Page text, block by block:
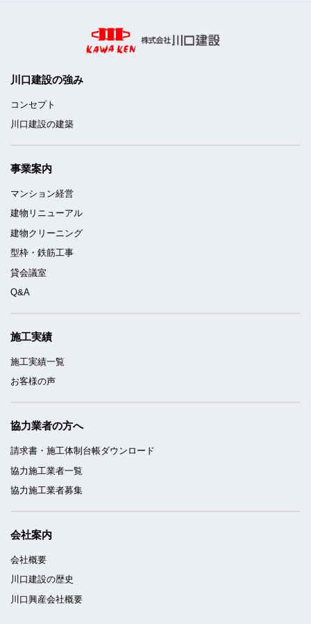
川口建設の強み
コンセプト
川口建設の建築
事業案内
マンション経営
建物リニューアル
建物クリーニング
型枠・鉄筋工事
貸会議室
Q&A
施工実績
施工実績一覧
お客様の声
協力業者の方へ
請求書・施工体制台帳ダウンロード
協力施工業者一覧
協力施工業者募集
会社案内
会社概要
川口建設の歴史
川口興産会社概要